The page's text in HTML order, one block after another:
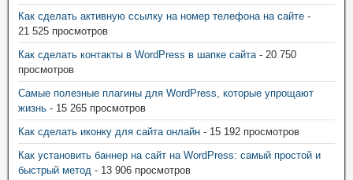
Как сделать активную ссылку на номер телефона на сайте -
21 525 просмотров
Как сделать контакты в WordPress в шапке сайта- 20 750
просмотров
Самые полезные плагины для WordPress, которые упрощают
жизнь - 15 265 просмотров
Как сделать иконку для сайта онлайн - 15 192 просмотров
Как установить баннер на сайт на WordPress: самый простой и
быстрый метод - 13 906 просмотров